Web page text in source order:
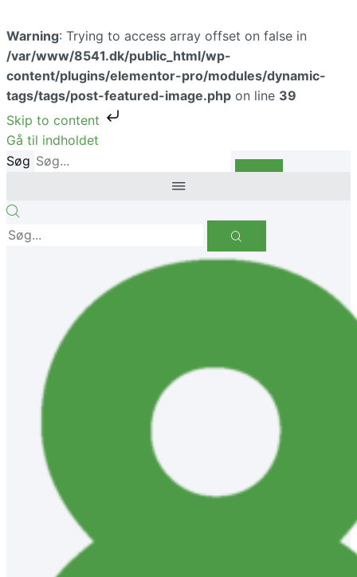
Warning: Trying to access array offset on false in
/var/www/8541.dk/public_html/wp-
content/plugins/elementor-pro/modules/dynamic-
tags/tags/post-featured-image.php on line 39
Skip to content
Gå til indholdet
Søg